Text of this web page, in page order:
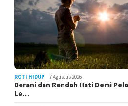
ROTI HIDUP 7 Agustus 2026
Berani dan Rendah Hati Demi
Le…